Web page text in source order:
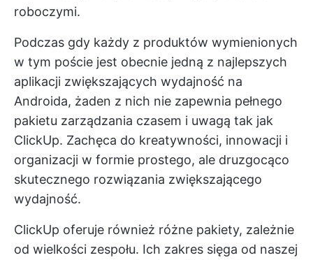
roboczymi.
Podczas gdy każdy z produktów wymienionych
w tym poście jest obecnie jedną z najlepszych
aplikacji zwiększających wydajność na
Androida, żaden z nich nie zapewnia pełnego
pakietu zarządzania czasem i uwagą tak jak
ClickUp. Zachęca do kreatywności, innowacji i
organizacji w formie prostego, ale druzgocąco
skutecznego rozwiązania zwiększającego
wydajność.
ClickUp oferuje również różne pakiety, zależnie
od wielkości zespołu. Ich zakres sięga od naszej